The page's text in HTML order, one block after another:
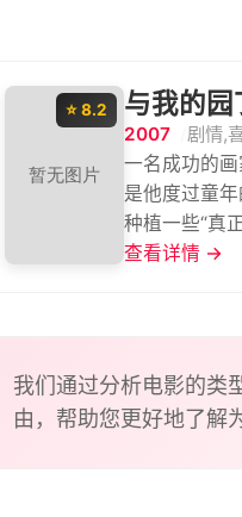
⭐ 8.2 与我的园
2007 剧情,
一名成功的
是他度过童
种植一些“真
实的对话……
查看详情 →
我们通过分析电影的类
由，帮助您更好地了解